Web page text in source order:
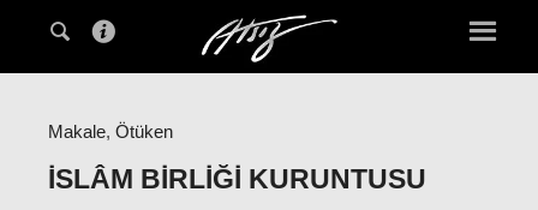
Makale, Ötüken
İSLÂM BIRLIĞI KURUNTUSU